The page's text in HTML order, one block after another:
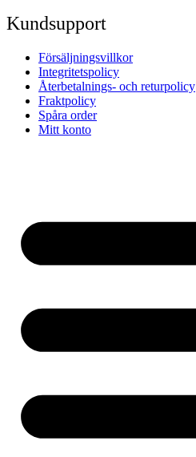
Kundsupport
Försäljningsvillkor
Integritetspolicy
Återbetalnings- och returpolicy
Fraktpolicy
Spåra order
Mitt konto